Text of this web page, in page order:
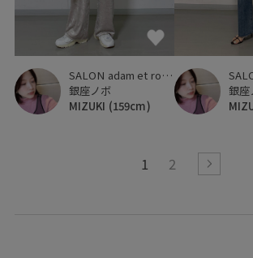
SALON adam et ropé
銀座ノボ
MIZUKI (159cm)
銀座
1 2